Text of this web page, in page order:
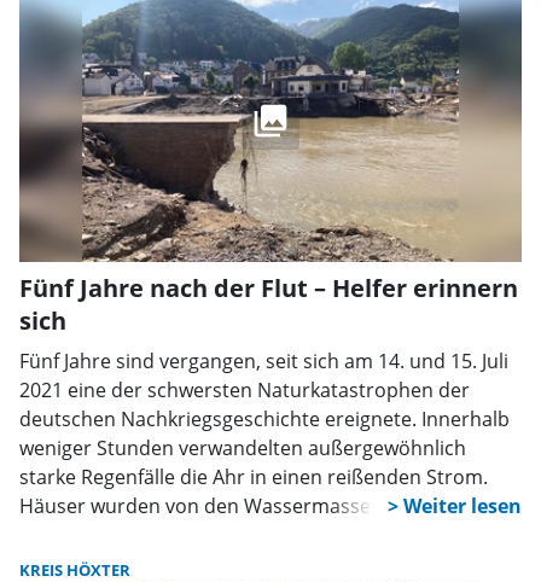
Fünf Jahre nach der Flut – Helfer erinnern
sich
Fünf Jahre sind vergangen, seit sich am 14. und 15. Juli
2021 eine der schwersten Naturkatastrophen der
deutschen Nachkriegsgeschichte ereignete. Innerhalb
weniger Stunden verwandelten außergewöhnlich
starke Regenfälle die Ahr in einen reißenden Strom.
Häuser wurden von den Wassermassen mitgerissen,
verschwanden in den Fluten. Ganze Ortschaften
KREIS HÖXTER